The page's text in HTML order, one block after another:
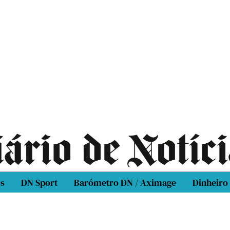
DN Sport Barómetro DN / Aximage Dinheiro